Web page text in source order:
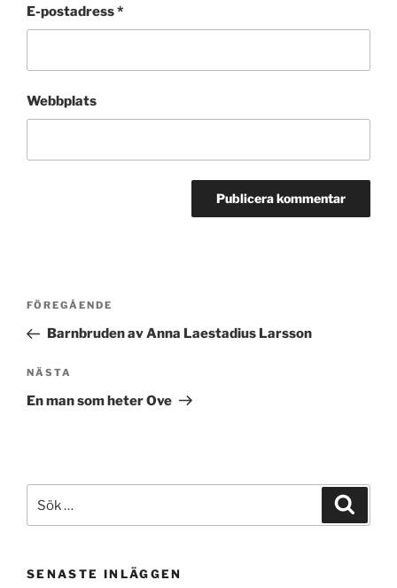
E-postadress*
Webbplats
Inläggsnavigering
Föregående
inlägg
FÖREGÅENDE
Barnbruden av Anna Laestadius Larsson
Nästa
inlägg
NÄSTA
En man som heter Ove
efter:
SENASTE INLÄGGEN